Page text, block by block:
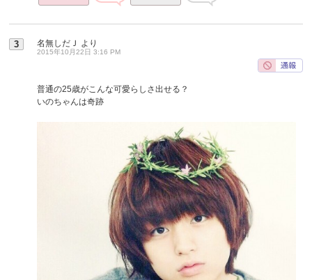
3 名無しだＪ より
2015年10月22日 3:16 PM
普通の25歳がこんな可愛らしさ出せる？
いのちゃんは奇跡